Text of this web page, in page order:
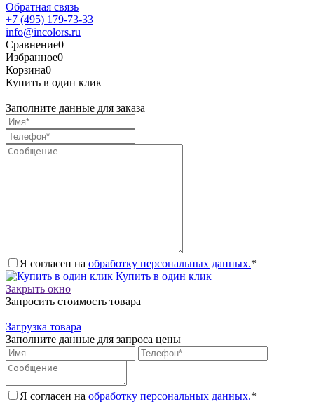
Обратная связь
+7 (495) 179-73-33
info@incolors.ru
Сравнение0
Избранное0
Корзина0
Купить в один клик
Заполните данные для заказа
Я согласен на обработку персональных данных.*
Купить в один клик
Закрыть окно
Запросить стоимость товара
Загрузка товара
Заполните данные для запроса цены
Я согласен на обработку персональных данных.*